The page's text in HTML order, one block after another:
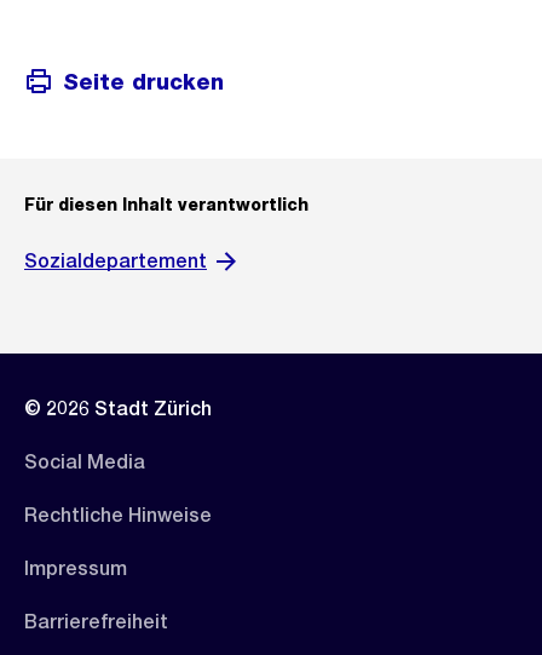
Seite drucken
Für diesen Inhalt verantwortlich
Sozialdepartement
© 2026 Stadt Zürich
Social Media
Rechtliche Hinweise
Impressum
Barrierefreiheit